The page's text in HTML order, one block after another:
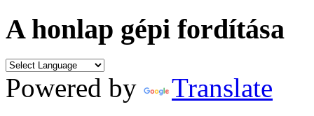
A honlap gépi fordítása
Powered by Translate